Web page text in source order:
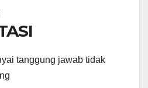
tanggung jawab tidak